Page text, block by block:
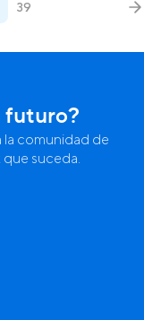
39
futuro?
la comunidad de
suceda.